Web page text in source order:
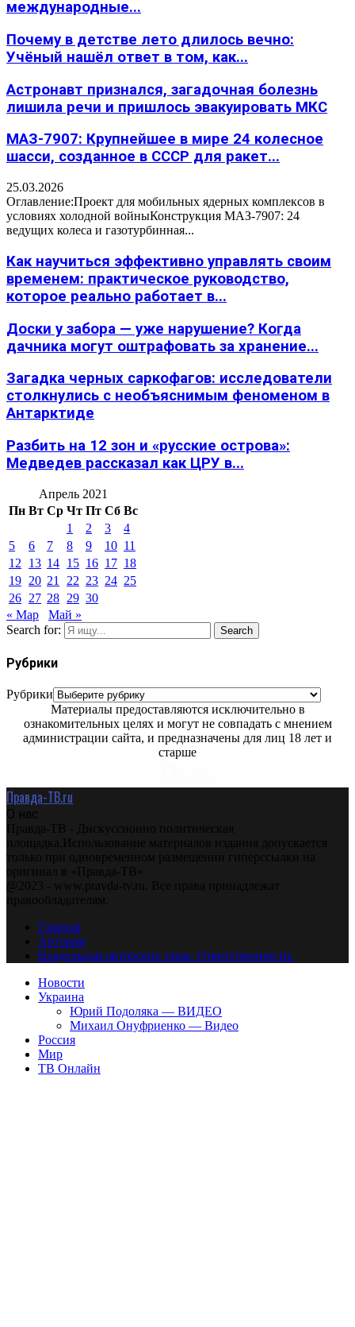
международные...
Почему в детстве лето длилось вечно:
Учёный нашёл ответ в том, как...
Астронавт признался, загадочная болезнь
лишила речи и пришлось эвакуировать МКС
МАЗ-7907: Крупнейшее в мире 24 колесное
шасси, созданное в СССР для ракет...
25.03.2026
Оглавление:Проект для мобильных ядерных комплексов в
условиях холодной войныКонструкция МАЗ-7907: 24
ведущих колеса и газотурбинная...
Как научиться эффективно управлять своим
временем: практическое руководство,
которое реально работает в...
Доски у забора — уже нарушение? Когда
дачника могут оштрафовать за хранение...
Загадка черных саркофагов: исследователи
столкнулись с необъяснимым феноменом в
Антарктиде
Разбить на 12 зон и «русские острова»:
Медведев рассказал как ЦРУ в...
Апрель 2021
Пн Вт Ср Чт Пт Сб Вс
1
2 3
4
5
6 7 8 9 10 11
12
13 14 15 16 17 18
19 20 21 22 23 24 25
26 27 28 29 30
« Мар
Май »
Search for:
Search
Рубрики
Рубрики
Материалы предоставляются исключительно в
ознакомительных целях и могут не совпадать с мнением
администрации сайта, и предназначены для лиц 18 лет и
старше
Правда-ТВ.ru
О нас
Правда-ТВ - Дискуссионно политическая
площадка.Использование материалов издания допускается
только при одновременном размещении гиперссылки на
оригинал в «Правда-ТВ»
@2023 - www.pravda-tv.ru. Все права принадлежат
правообладателям.
Главная
Авторам
Владельцам авторских прав. Ответственности.
Новости
Украина
Юрий Подоляка — ВИДЕО
Михаил Онуфриенко — Видео
Россия
Мир
ТВ Онлайн